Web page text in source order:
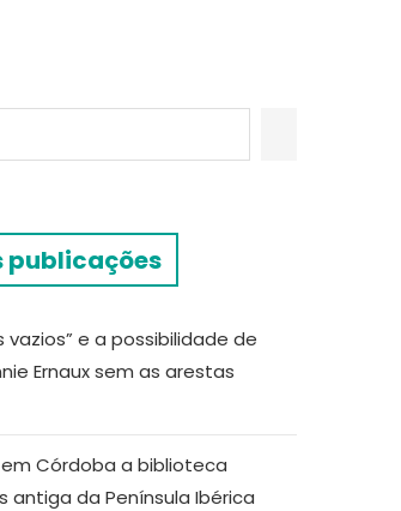
publicações
vazios” e a possibilidade de
Ernaux sem as arestas
Córdoba a biblioteca
antiga da Península Ibérica